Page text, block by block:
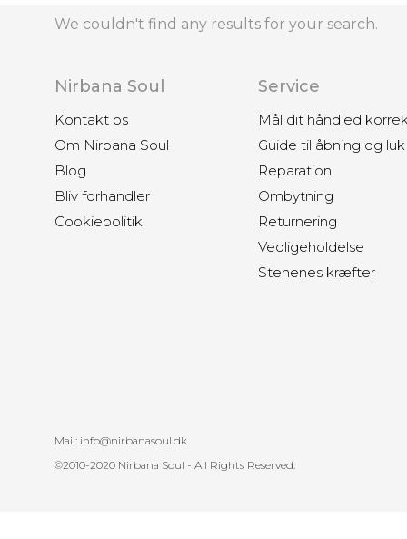
We couldn't find any results for your search.
Nirbana Soul
Kontakt os
Om Nirbana Soul
Blog
Bliv forhandler
Cookiepolitik
Service
Mål dit håndled
Guide til åbning og luk
Reparation
Ombytning
Returnering
Vedligeholdelse
Stenenes kræfter
Mail: info@nirbanasoul.dk
©2010-2020 Nirbana Soul - All Rights Reserved.